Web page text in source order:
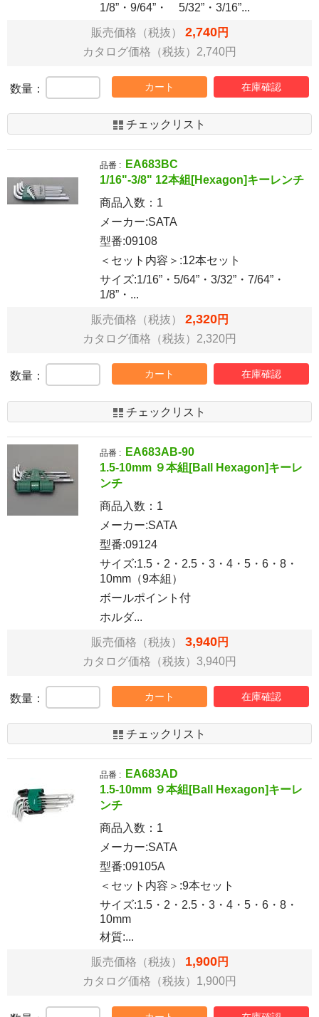
1/8”・9/64”・ 5/32”・3/16”...
販売価格（税抜） 2,740円
カタログ価格（税抜）2,740円
数量： カート 在庫確認
チェックリスト
品番 :
EA683BC
1/16"-3/8" 12本組[Hexagon]キーレンチ
商品入数： 1
メーカー:SATA
型番:09108
＜セット内容＞:12本セット
サイズ:1/16”・5/64”・3/32”・7/64”・
1/8”・...
販売価格（税抜） 2,320円
カタログ価格（税抜）2,320円
数量： カート 在庫確認
チェックリスト
品番 :
EA683AB-90
1.5-10mm ９本組[Ball Hexagon]キーレ
ンチ
商品入数： 1
メーカー:SATA
型番:09124
サイズ:1.5・2・2.5・3・4・5・6・8・
10mm（9本組）
ボールポイント付
ホルダ...
販売価格（税抜） 3,940円
カタログ価格（税抜）3,940円
数量： カート 在庫確認
チェックリスト
品番 :
EA683AD
1.5-10mm ９本組[Ball Hexagon]キーレ
ンチ
商品入数： 1
メーカー:SATA
型番:09105A
＜セット内容＞:9本セット
サイズ:1.5・2・2.5・3・4・5・6・8・
10mm
材質:...
販売価格（税抜） 1,900円
カタログ価格（税抜）1,900円